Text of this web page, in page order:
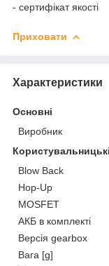
- сертифікат якості
Приховати
Характеристики
Основні
Виробник
Blow Back
Hop-Up
MOSFET
АКБ в комплекті
Версія gearbox
Вага [g]